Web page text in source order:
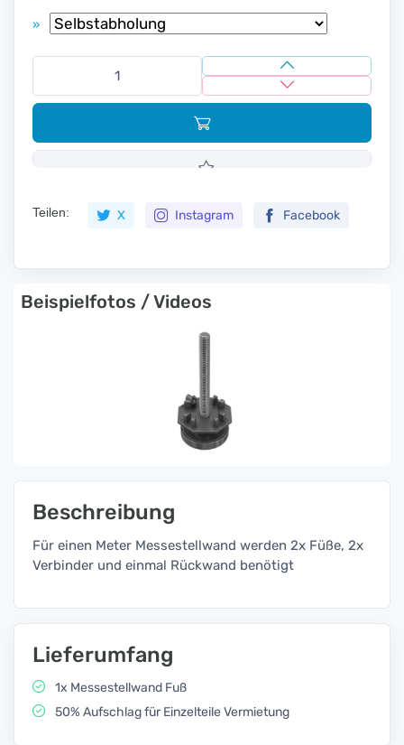
»
Teilen: X Instagram Facebook
Beispielfotos / Videos
Beschreibung
Für einen Meter Messestellwand werden 2x Füße, 2x
Verbinder und einmal Rückwand benötigt
Lieferumfang
1x Messestellwand Fuß
50% Aufschlag für Einzelteile Vermietung